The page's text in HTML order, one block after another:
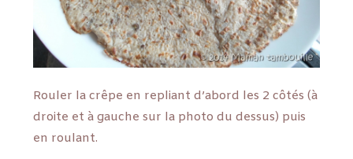
Rouler la crêpe en repliant d’abord les 2 côtés (à
droite et à gauche sur la photo du dessus) puis
en roulant.